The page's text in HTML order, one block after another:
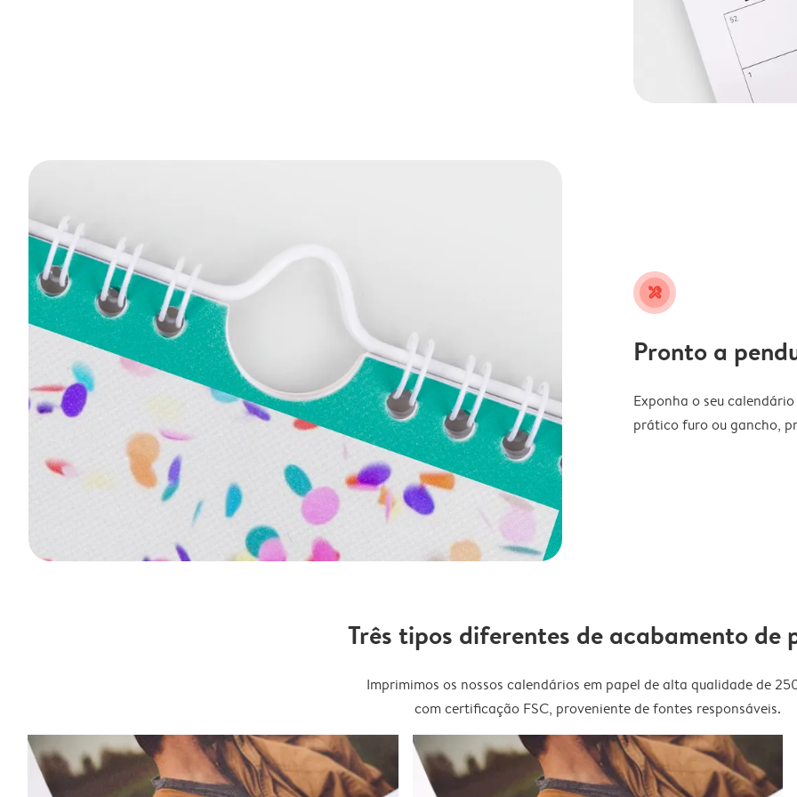
tools
Pronto a
Exponha o seu
prático furo ou gancho,
Três tipos diferentes de acabamento de
Imprimimos os nossos calendários em papel de alta qualidade de
com certificação FSC, proveniente de fontes responsáveis.